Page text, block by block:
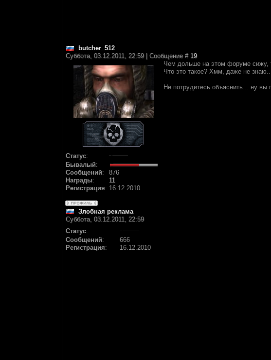
butcher_512
Суббота, 03.12.2011, 22:59 | Сообщение # 19
Статус:
Бывалый:
Сообщений:
876
Награды:
11
Регистрация: 16.12.2010
Чем дольше на этом форуме сижу,
Что это такое? Хмм, даже не
Не потрудитесь объяснить... ну вы
Злобная реклама
Суббота, 03.12.2011, 22:59
Статус:
Сообщений:
666
Регистрация: 16.12.2010